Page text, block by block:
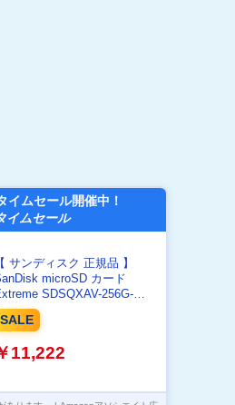
イムセール開催中！
イムセール
【 サンディスク 正規品 】
microSD カード
SDSQXAV-256G-
簡易デザインパッケー
SALE
11,222